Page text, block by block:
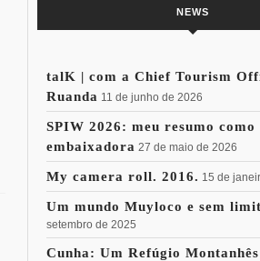
NEWS
talK | com a Chief Tourism
Ruanda 11 de junho de 2026
SPIW 2026: meu resumo como
embaixadora 27 de maio de 2026
My camera roll. 2016. 15 de
Um mundo Muyloco e sem
setembro de 2025
Cunha: Um Refúgio Montanhês